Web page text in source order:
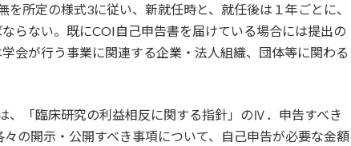
所定の様式3に従い、新就任時と、就任後は１年ごとに、
らない。既にCOI自己申告書を届けている場合には提出の
会が行う事業に関連する企業・法人組織、団体等に関わる
、「臨床研究の利益相反に関する指針」のⅣ．申告すべき
の開示・公開すべき事項について、自己申告が必要な金額